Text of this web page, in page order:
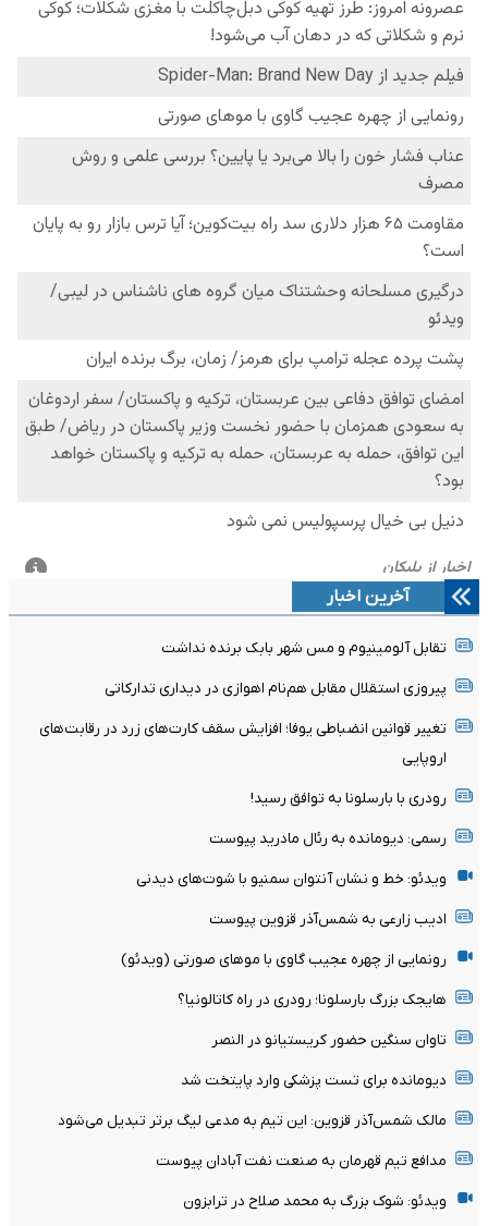
آخرین اخبار
تقابل آلومینیوم و مس شهر بابک برنده نداشت
پیروزی استقلال مقابل هم‌نام اهوازی در دیداری تدارکاتی
تغییر قوانین انضباطی یوفا؛ افزایش سقف کارت‌های زرد در رقابت‌های
اروپایی
رودری با بارسلونا به توافق رسید!
رسمی: دیومانده به رئال مادرید پیوست
ویدئو: خط و نشان آنتوان سمنیو با شوت‌های دیدنی
ادیب زارعی به شمس‌آذر قزوین پیوست
رونمایی از چهره عجیب گاوی با موهای صورتی (ویدئو)
هایجک بزرگ بارسلونا؛ رودری در راه کاتالونیا؟
تاوان سنگین حضور کریستیانو در النصر
دیومانده برای تست پزشکی وارد پایتخت شد
مالک شمس‌آذر قزوین: این تیم به مدعی لیگ برتر تبدیل می‌شود
مدافع تیم قهرمان به صنعت نفت آبادان پیوست
ویدئو: شوک بزرگ به محمد صلاح در ترابزون